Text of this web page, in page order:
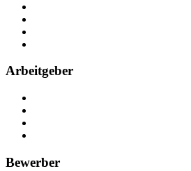
Arbeitgeber
Bewerber